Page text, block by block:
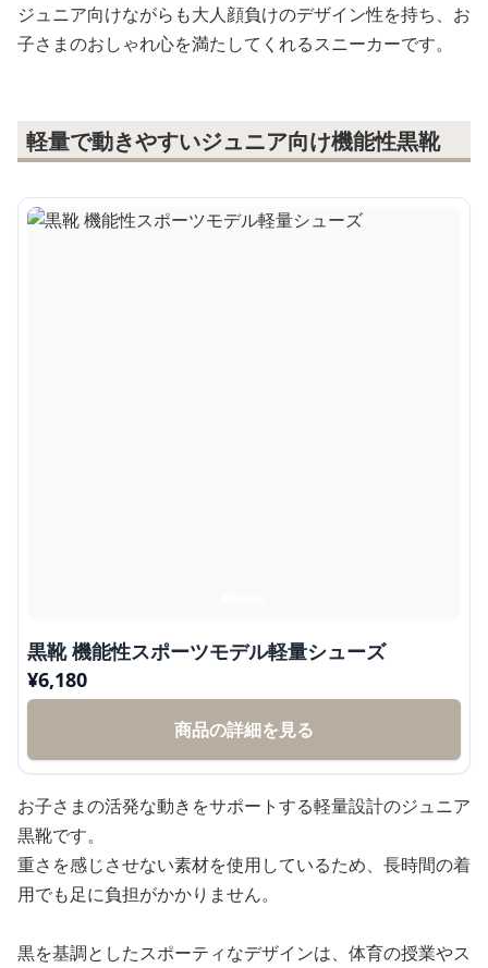
ジュニア向けながらも大人顔負けのデザイン性を持ち、お
子さまのおしゃれ心を満たしてくれるスニーカーです。
軽量で動きやすいジュニア向け機能性黒靴
黒靴 機能性スポーツモデル軽量シューズ
¥6,180
商品の詳細を見る
お子さまの活発な動きをサポートする軽量設計のジュニア
黒靴です。
重さを感じさせない素材を使用しているため、長時間の着
用でも足に負担がかかりません。
黒を基調としたスポーティなデザインは、体育の授業やス